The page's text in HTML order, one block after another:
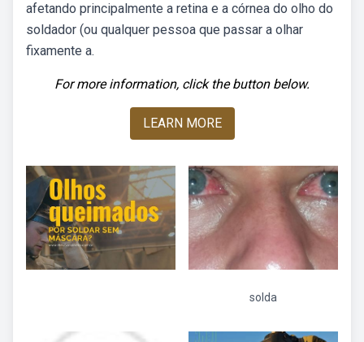
afetando principalmente a retina e a córnea do olho do
soldador (ou qualquer pessoa que passar a olhar
fixamente a.
For more information, click the button below.
LEARN MORE
solda